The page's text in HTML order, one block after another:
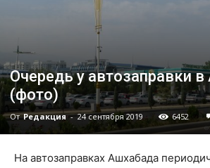
Очередь у автозаправки
(фото)
От Редакция - 24 сентября 2019 6452
На автозаправках Ашхабада